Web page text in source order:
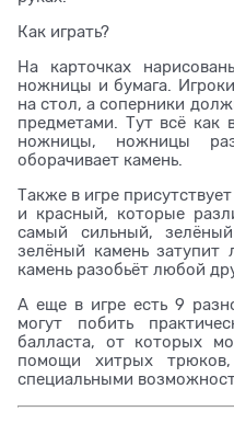
Как играть?
На карточках
ножницы и бумага.
на стол, а соперники
предметами. Тут всё как
ножницы, ножницы
оборачивает камень.
Также в игре
и красный, которые
самый сильный,
зелёный камень
камень разобьёт любой
А еще в игре есть 9
могут побить
балласта, от которых
помощи хитрых
специальными